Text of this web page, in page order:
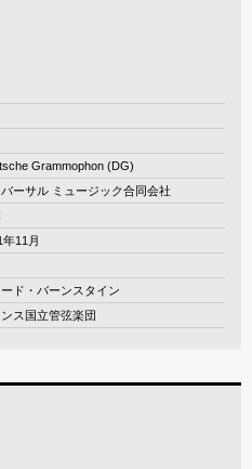
Grammophon (DG)
バーサル ミュージック合同会社
年11月
ド・バーンスタイン
ス国立管弦楽団